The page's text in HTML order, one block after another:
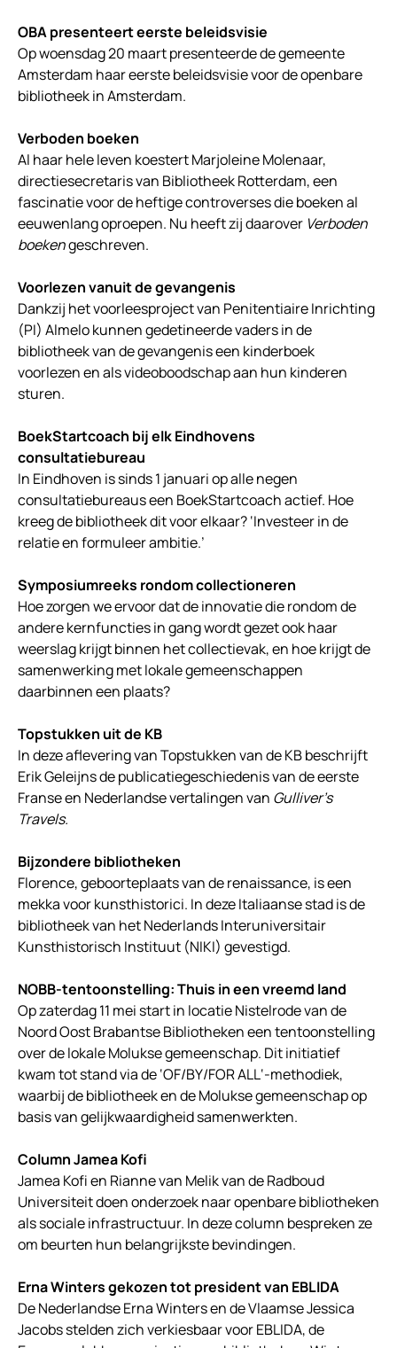
OBA presenteert eerste beleidsvisie
Op woensdag 20 maart presenteerde de gemeente
Amsterdam haar eerste beleidsvisie voor de openbare
bibliotheek in Amsterdam.
Verboden boeken
Al haar hele leven koestert Marjoleine Molenaar,
directiesecretaris van Bibliotheek Rotterdam, een
fascinatie voor de heftige controverses die boeken al
eeuwenlang oproepen. Nu heeft zij daarover Verboden
boekengeschreven.
Voorlezen vanuit de gevangenis
Dankzij het voorleesproject van Penitentiaire Inrichting
(PI) Almelo kunnen gedetineerde vaders in de
bibliotheek van de gevangenis een kinderboek
voorlezen en als videoboodschap aan hun kinderen
sturen.
BoekStartcoach bij elk Eindhovens
consultatiebureau
In Eindhoven is sinds 1 januari op alle negen
consultatiebureaus een BoekStartcoach actief. Hoe
kreeg de bibliotheek dit voor elkaar? ‘Investeer in de
relatie en formuleer ambitie.’
Symposiumreeks rondom collectioneren
Hoe zorgen we ervoor dat de innovatie die rondom de
andere kernfuncties in gang wordt gezet ook haar
weerslag krijgt binnen het collectievak, en hoe krijgt de
samenwerking met lokale gemeenschappen
daarbinnen een plaats?
Topstukken uit de KB
In deze aflevering van Topstukken van de KB beschrijft
Erik Geleijns de publicatiegeschiedenis van de eerste
Franse en Nederlandse vertalingen van Gulliver’s
Travels.
Bijzondere bibliotheken
Florence, geboorteplaats van de renaissance, is een
mekka voor kunsthistorici. In deze Italiaanse stad is de
bibliotheek van het Nederlands Interuniversitair
Kunsthistorisch Instituut (NIKI) gevestigd.
NOBB-tentoonstelling: Thuis in een vreemd land
Op zaterdag 11 mei start in locatie Nistelrode van de
Noord Oost Brabantse Bibliotheken een tentoonstelling
over de lokale Molukse gemeenschap. Dit initiatief
kwam tot stand via de ‘OF/BY/FOR ALL‘-methodiek,
waarbij de bibliotheek en de Molukse gemeenschap op
basis van gelijkwaardigheid samenwerkten.
Column Jamea Kofi
Jamea Kofi en Rianne van Melik van de Radboud
Universiteit doen onderzoek naar openbare bibliotheken
als sociale infrastructuur. In deze column bespreken ze
om beurten hun belangrijkste bevindingen.
Erna Winters gekozen tot president van EBLIDA
De Nederlandse Erna Winters en de Vlaamse Jessica
Jacobs stelden zich verkiesbaar voor EBLIDA, de